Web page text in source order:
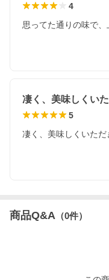
4
思ってた通りの味で、
凄く、美味しくいた
5
凄く、美味しくいただ
商品Q&A （0件）